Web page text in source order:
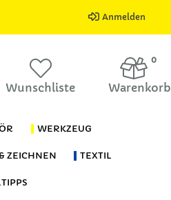
Anmelden
Wunschliste
0
Warenkorb
WERKZEUG
ZEICHNEN TEXTIL